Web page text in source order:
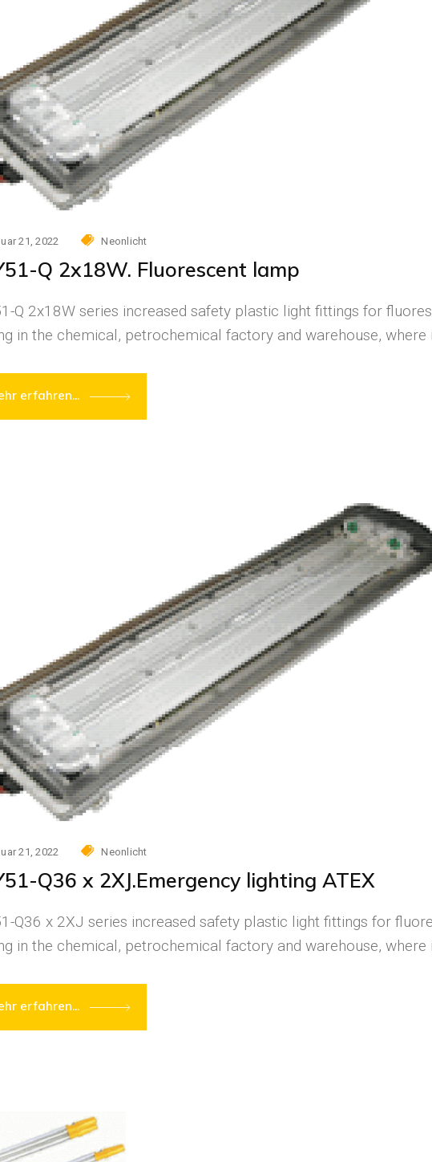
21, 2022 Neonlicht
Q 2x18W. Fluorescent lamp
Q 2x18W series increased safety plastic light fittings for
in the chemical, petrochemical factory and warehouse, where
erfahren...
21, 2022 Neonlicht
Q36 x 2XJ.Emergency lighting ATEX
Q36 x 2XJ series increased safety plastic light fittings for
in the chemical, petrochemical factory and warehouse, where
erfahren...